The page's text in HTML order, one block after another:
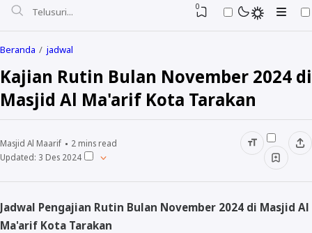
Tentang
Visi dan Misi
Struktur
Kegiatan
Laporan Bulanan
Berita
Video
0
Beranda jadwal
Kajian Rutin Bulan November 2024 di
Masjid Al Ma'arif Kota Tarakan
Masjid Al Maarif 2 mins read
Updated: 3 Des 2024
Jadwal Pengajian Rutin Bulan November 2024 di Masjid Al
Ma'arif Kota Tarakan